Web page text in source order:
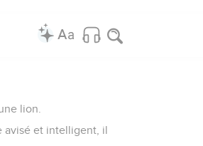
lion.
avisé et intelligent, il